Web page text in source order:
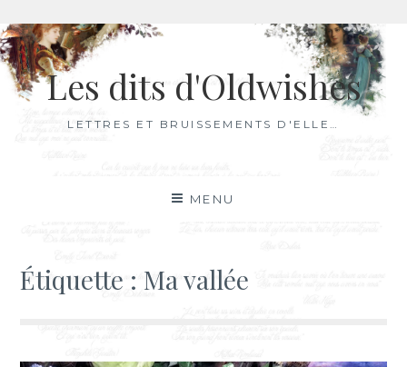
Aller
au
contenuLes dits d'Oldwishes
LETTRES ET BRUISSEMENTS D'ELLE…
MENU
Étiquette : Ma vallée